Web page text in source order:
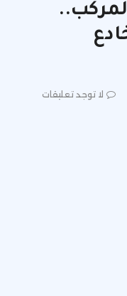
لا توجد تعليقات